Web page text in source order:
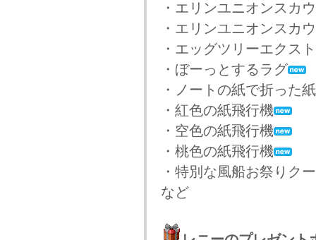
・エリンユニオンスカ
・エリンユニオンスカ
・エッグツリーエクス
・ぼーっとするラグ
・ノートの紙で折った
・紅色の紙飛行機
・空色の紙飛行機
・桃色の紙飛行機
・特別な風船お祭りク
など